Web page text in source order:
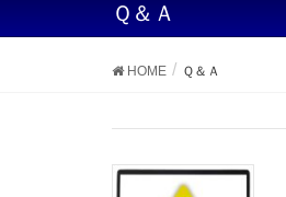
Ｑ＆Ａ
HOME Ｑ＆Ａ